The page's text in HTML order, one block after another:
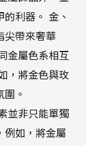
利器。 金、
尖帶來奢華
金屬色系相互
，將金色與玫
。
並非只能單獨
例如，將金屬